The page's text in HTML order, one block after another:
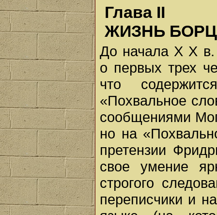
Глава II
ЖИЗНЬ
До начала X X в.
о первых трех
что
«Похвальное
сообщениями
но на
претензии
свое умение
строгого
переписчики и